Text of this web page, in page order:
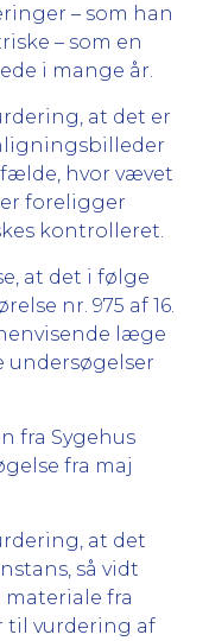
– som han
– som en
i mange år.
at det er
hvor vævet
foreligger
kontrolleret.
at det i følge
nr. 975 af 16.
læge
undersøgelser
fra Sygehus
fra maj
at det
så vidt
fra
til vurdering af